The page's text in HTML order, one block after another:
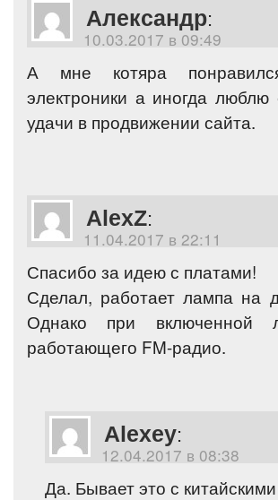
Александр:
10.03.2017 в 09:49
А мне котяра
электроники а иногда
удачи в продвижении сайта.
AlexZ:
11.04.2017 в 22:11
Спасибо за идею с платами!
Сделал, работает лампа на
Однако при включенной
работающего FM-радио.
Alexey:
12.04.2017 в 08:38
Да. Бывает это с